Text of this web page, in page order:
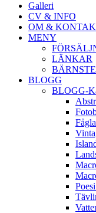
Galleri
CV & INFO
OM &
MENY
LÄNKAR
BLOGG
BLOGG-